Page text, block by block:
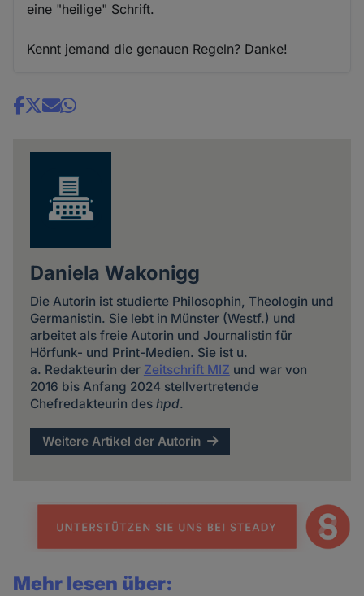
eine "heilige" Schrift.
Kennt jemand die genauen Regeln? Danke!
Share
Daniela Wakonigg
Die Autorin ist studierte Philosophin, Theologin und
Germanistin. Sie lebt in Münster (Westf.) und
arbeitet als freie Autorin und Journalistin für
Hörfunk- und Print-Medien. Sie ist u.
a. Redakteurin der Zeitschrift MIZ und war von
2016 bis Anfang 2024 stellvertretende
Chefredakteurin des hpd.
Weitere Artikel der Autorin
Mehr lesen über: